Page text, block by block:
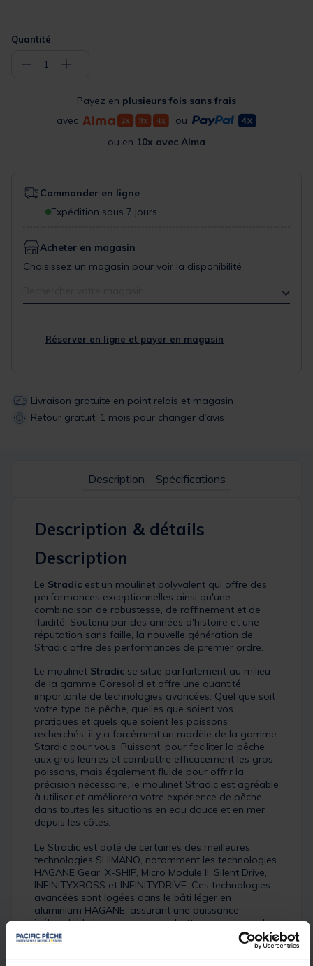
Quantité
− 1 +
Payez en plusieurs fois sans frais
avec
ou
ou en 10x avec Alma
Commander en ligne
Expédition sous 7 jours
Acheter en magasin
Choisissez un magasin pour voir la disponibilité
Réserver en ligne et payer en magasin
Livraison gratuite en point relais et magasin
Retour gratuit, 1 mois pour changer d’avis
Description Spécifications
Description & détails
Description
Le Stradic est un moulinet polyvalent qui offre des
performances exceptionnelles ainsi qu'une
combinaison de robustesse, de raffinement et de
fluidité. Soutenu par des années d'histoire et une
réputation sans faille, la nouvelle génération de
Stradic offre des performances de premier ordre.
Le moulinet Stradic se situe parfaitement au milieu
de la gamme Coresolid et offre une quantité
importante de technologies avancées. Quel que soit
votre type de pêche, quelles que soient vos
pratiques et quels que soient les poissons
recherchés, il y a forcément un modèle de la gamme
Stardic pour vous. Puissant, pour faciliter la pêche
aux gros leurres et combattre efficacement les gros
poissons, mais également fluide pour offrir la
précision nécessaire, le moulinet Stradic est agréable
à utiliser et améliorera votre expérience de pêche
dans toutes les situations en eau douce et en mer
depuis les côtes.
Le Stradic est doté de certaines des meilleures
technologies SHIMANO, notamment les technologies
HAGANE Gear, X-SHIP, Micro Module II, Silent Drive,
INFINITYXROSS et INFINITYDRIVE. Ces technologies
avancées sont logées dans le bâti léger en
aluminium HAGANE, assurant une puissance
inébranlable lorsque vous combattez un poisson. Le
frein DURACROSS permet un contrôle extrêmement
précis de votre ligne, lors des combats ! L'ajout de la
technologie X-Protect vous permet d'utiliser ce